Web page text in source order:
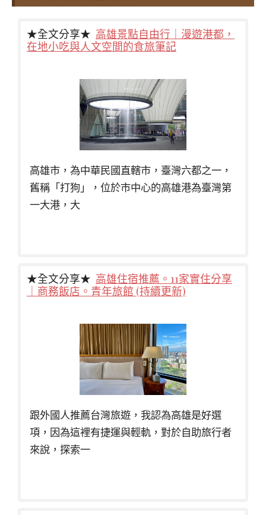
★全文分享★ 高雄景點自由行｜漫遊港都，
在地小吃與人文空間的食旅筆記
高雄市，為中華民國直轄市，臺灣六都之一，
舊稱「打狗」，位於市中心的高雄港為臺灣第
一大港，大
★全文分享★ 高雄住宿推薦。11家實住分享
｜商務飯店。青年旅館 (持續更新)
跟外國人推薦台灣旅遊，我認為高雄是好選
項，因為這裡有捷運與輕軌，對於自助旅行者
來說，探索一